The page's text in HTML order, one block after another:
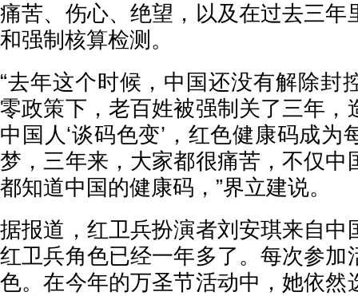
痛苦、伤心、绝望，以及在过去三年
和强制核算检测。
“去年这个时候，中国还没有解除封
零政策下，老百姓被强制关了三年，
中国人‘谈码色变’，红色健康码成为
梦，三年来，大家都很痛苦，不仅中
都知道中国的健康码，”界立建说。
据报道，红卫兵扮演者刘安琪来自中
红卫兵角色已经一年多了。每次参加
色。在今年的万圣节活动中，她依然